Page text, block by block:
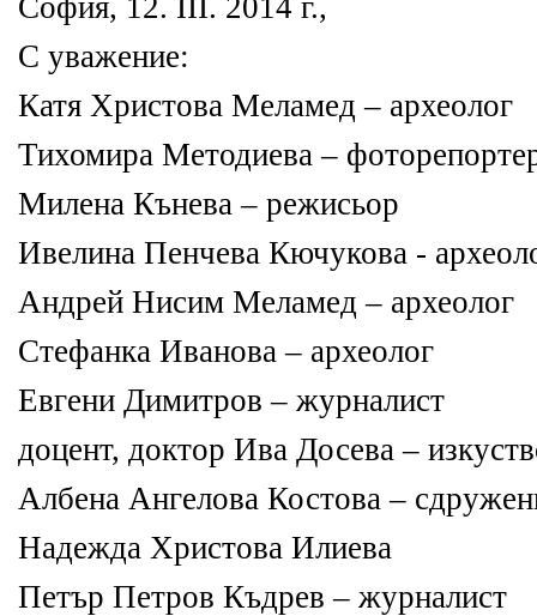
София, 12. ІІІ. 2014 г.,
С уважение:
Катя Христова Меламед – археолог
Тихомира Методиева –
Милена Кънева – режисьор
Ивелина Пенчева Кючукова -
Андрей Нисим Меламед – археолог
Стефанка Иванова – археолог
Евгени Димитров – журналист
доцент, доктор Ива Досева –
Албена Ангелова Костова –
Надежда Христова Илиева
Петър Петров Къдрев – журналист